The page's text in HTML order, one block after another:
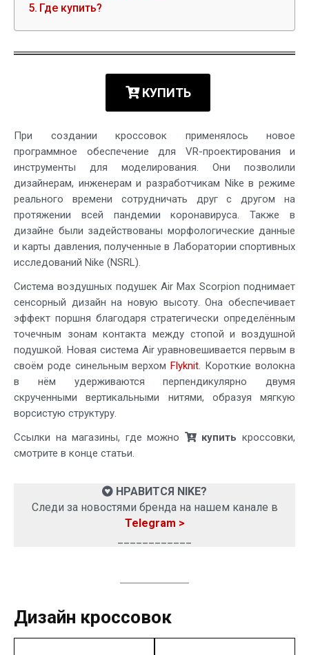
Где купить?
КУПИТЬ
При создании кроссовок применялось новое
программное обеспечение для VR-проектирования и
инструменты для моделирования. Они позволили
дизайнерам, инженерам и разработчикам Nike в режиме
реального времени сотрудничать друг с другом на
протяжении всей пандемии коронавируса. Также в
дизайне были задействованы морфологические данные
и карты давления, полученные в Лаборатории спортивных
исследований Nike (NSRL).
Система воздушных подушек Air Max Scorpion поднимает
сенсорный дизайн на новую высоту. Она обеспечивает
эффект поршня благодаря стратегически определённым
точечным зонам контакта между стопой и воздушной
подушкой. Новая система Air уравновешивается первым в
своём роде синельным верхомFlyknit. Короткие волокна
в нём удерживаются перпендикулярно двумя
скрученными вертикальными нитями, образуя мягкую
ворсистую структуру.
Ссылки на магазины, где можно
купить кроссовки,
смотрите в конце статьи.
НРАВИТСЯ NIKE?
Следи за новостями бренда на нашем канале в
Telegram >
Дизайн кроссовок